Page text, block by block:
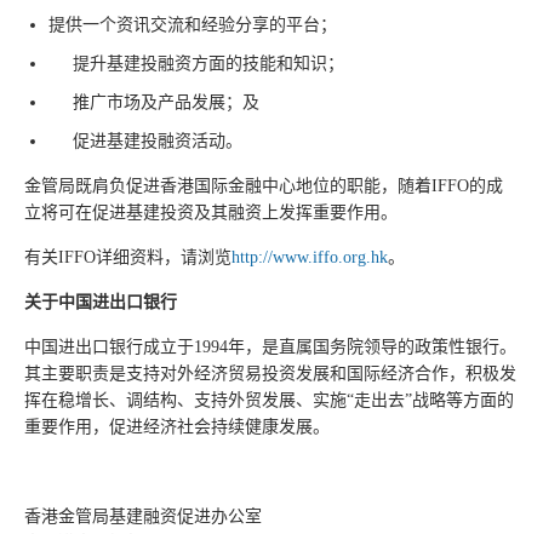
提供一个资讯交流和经验分享的平台；
提升基建投融资方面的技能和知识；
推广市场及产品发展；及
促进基建投融资活动。
金管局既肩负促进香港国际金融中心地位的职能，随着IFFO的成
立将可在促进基建投资及其融资上发挥重要作用。
有关IFFO详细资料，请浏览http://www.iffo.org.hk。
关于中国进出口银行
中国进出口银行成立于1994年，是直属国务院领导的政策性银行。
其主要职责是支持对外经济贸易投资发展和国际经济合作，积极发
挥在稳增长、调结构、支持外贸发展、实施“走出去”战略等方面的
重要作用，促进经济社会持续健康发展。
香港金管局基建融资促进办公室